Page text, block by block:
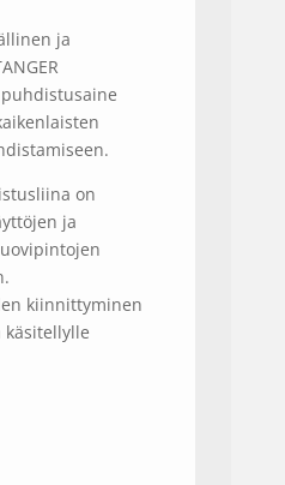
ja
on
ja
kiinnittyminen